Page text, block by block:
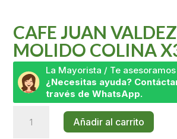
CAFE JUAN VALDEZ
MOLIDO COLINA
La Mayorista / Te asesoramos
¿Necesitas ayuda?
través de WhatsApp.
Juan
Añadir al carrito